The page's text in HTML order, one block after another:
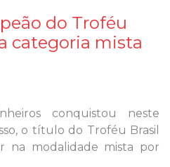
do Troféu
categoria mista
conquistou neste
o título do Troféu Brasil
na modalidade mista por